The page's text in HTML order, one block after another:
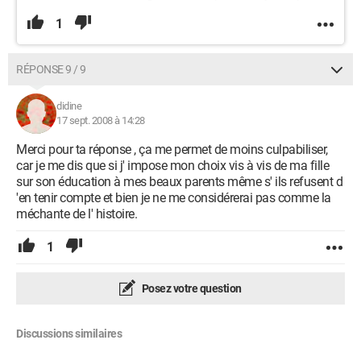
1
RÉPONSE 9 / 9
didine
17 sept. 2008 à 14:28
Merci pour ta réponse , ça me permet de moins culpabiliser,
car je me dis que si j' impose mon choix vis à vis de ma fille
sur son éducation à mes beaux parents même s' ils refusent d
'en tenir compte et bien je ne me considérerai pas comme la
méchante de l' histoire.
1
Posez votre question
Discussions similaires